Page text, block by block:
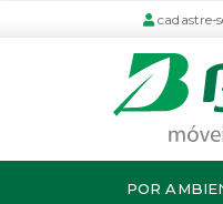
cadastre-
POR